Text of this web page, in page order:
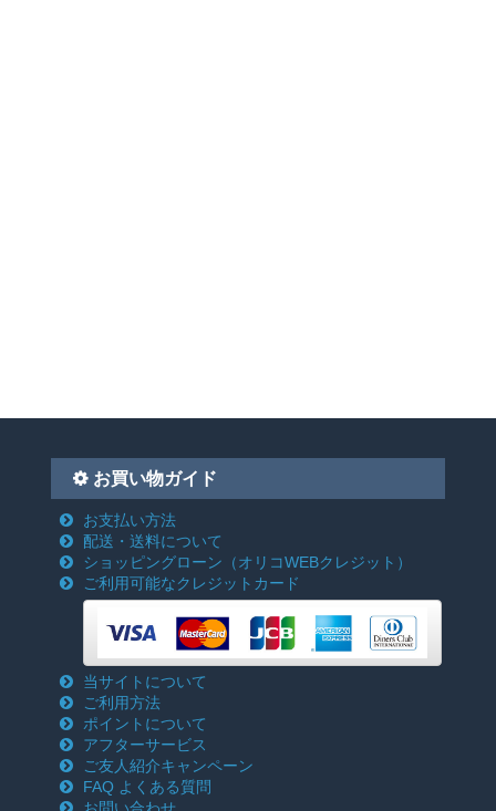
お買い物ガイド
お支払い方法
配送・送料について
ショッピングローン （オリコWEBクレジット）
ご利用可能なクレジットカード
当サイトについて
ご利用方法
ポイントについて
アフターサービス
ご友人紹介キャンペーン
FAQ よくある質問